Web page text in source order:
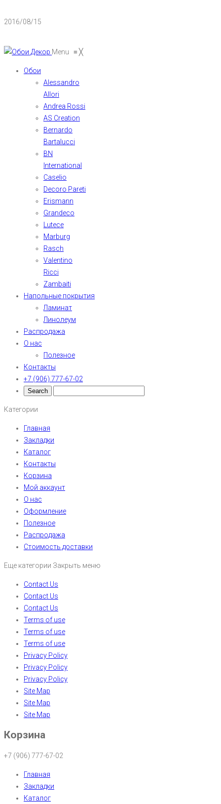
2016/08/15
Menu ≡╳
Обои
Alessandro
Allori
Andrea Rossi
AS Creation
Bernardo
Bartalucci
BN
International
Caselio
Decoro Pareti
Erismann
Grandeco
Lutece
Marburg
Rasch
Valentino
Ricci
Zambaiti
Напольные покрытия
Ламинат
Линолеум
Распродажа
О нас
Полезное
Контакты
+7 (906) 777-67-02
Категории
Главная
Закладки
Каталог
Контакты
Корзина
Мой аккаунт
О нас
Оформление
Полезное
Распродажа
Стоимость доставки
Еще категории Закрыть меню
Contact Us
Contact Us
Contact Us
Terms of use
Terms of use
Terms of use
Privacy Policy
Privacy Policy
Privacy Policy
Site Map
Site Map
Site Map
Корзина
+7 (906) 777-67-02
Главная
Закладки
Каталог